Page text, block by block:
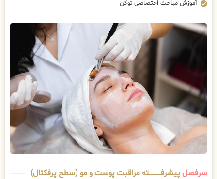
آموزش مباحث اختصاصی توکن
سرفصلپیشرفــــــــــــته مراقبت پوست و مو (سطح پرفکتال)